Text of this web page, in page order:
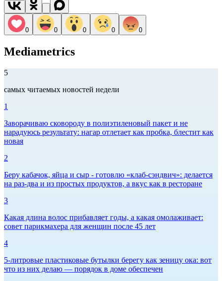
0 0 0 0 0
Mediametrics
5
самых читаемых новостей недели
1
Заворачиваю сковороду в полиэтиленовый пакет и не
нарадуюсь результату: нагар отлетает как пробка, блестит как
новая
2
Беру кабачок, яйца и сыр - готовлю «клаб-сэндвич»: делается
на раз-два и из простых продуктов, а вкус как в ресторане
3
Какая длина волос прибавляет годы, а какая омолаживает:
совет парикмахера для женщин после 45 лет
4
5-литровые пластиковые бутылки берегу как зеницу ока: вот
что из них делаю — порядок в доме обеспечен